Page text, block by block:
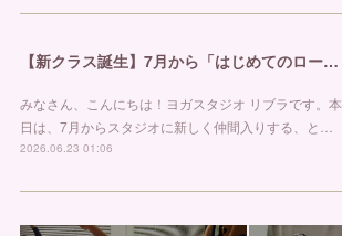
【新クラス誕生】7月から「はじめてのローラーピラティス」がスタートします！
みなさん、こんにちは！ヨガスタジオ リブラです。本
日は、7月からスタジオに新しく仲間入りする、と…
2026.06.23 01:06